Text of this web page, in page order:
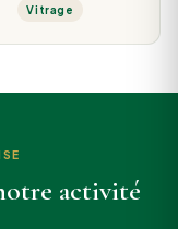
Vitrage
activité